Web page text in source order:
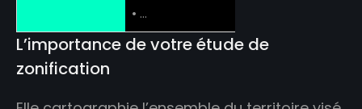
• …
L’importance de votre étude de
zonification